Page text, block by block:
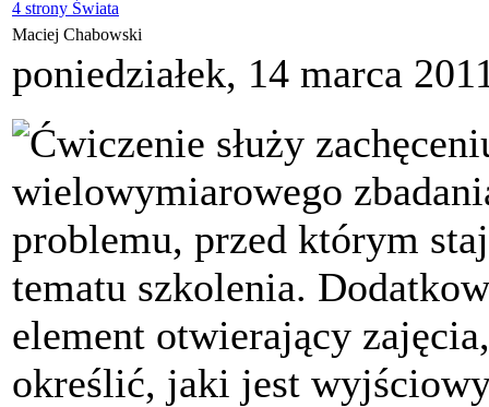
4 strony Świata
Maciej Chabowski
poniedziałek, 14 marca
Ćwiczenie służy
wielowymiarowego
problemu, przed którym
tematu szkolenia.
element otwierający
określić, jaki jest